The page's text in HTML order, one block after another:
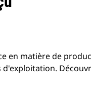
en matière de